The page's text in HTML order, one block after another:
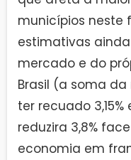
municípios neste
estimativas
mercado e do
Brasil (a soma
ter recuado
reduzira 3,8%
economia em